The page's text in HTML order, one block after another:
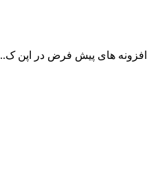
افزونه های پیش فرض در اپن ک..